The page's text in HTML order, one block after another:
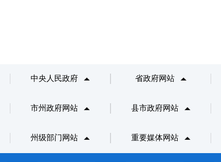
中央人民政府 省政府网站
市州政府网站 县市政府网站
州级部门网站 重要媒体网站